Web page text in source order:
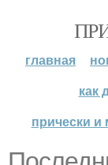
главная
как
прически